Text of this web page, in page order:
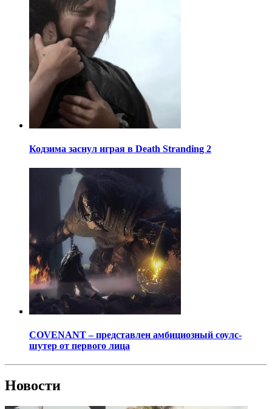
Кодзима заснул играя в Death Stranding 2
COVENANT – представлен амбициозный соулс-
шутер от первого лица
Новости